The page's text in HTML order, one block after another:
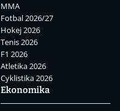
MMA
Fotbal 2026/27
Hokej 2026
Tenis 2026
F1 2026
Atletika 2026
Cyklistika 2026
Ekonomika